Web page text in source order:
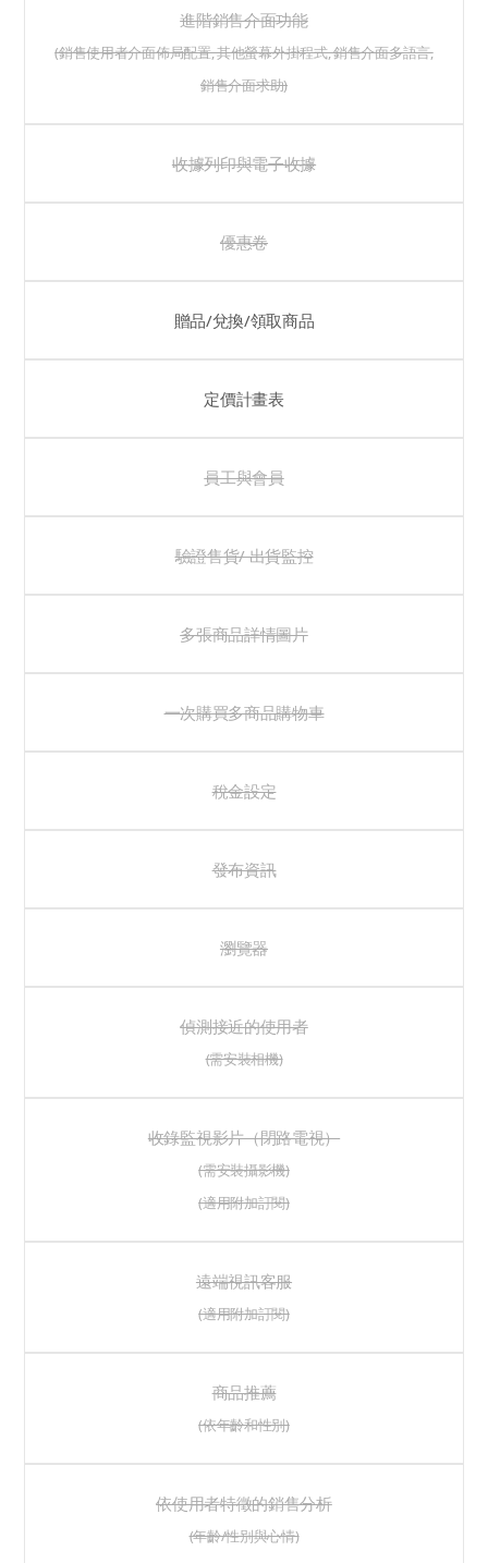
進階銷售介面功能
(銷售使用者介面佈局配置, 其他螢幕外掛程式, 銷售介面多語言,
銷售介面求助)
收據列印與電子收據
優惠卷
贈品/兌換/領取商品
定價計畫表
員工與會員
驗證售貨/ 出貨監控
多張商品詳情圖片
一次購買多商品購物車
稅金設定
發布資訊
瀏覽器
偵測接近的使用者
(需安裝相機)
收錄監視影片（閉路電視）
(需安裝攝影機)
(適用附加訂閱)
遠端視訊客服
(適用附加訂閱)
商品推薦
(依年齡和性別)
依使用者特徵的銷售分析
(年齡/性別與心情)